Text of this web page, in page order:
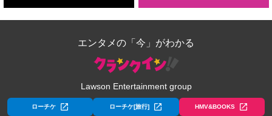
エンタメの「今」がわかる
Lawson Entertainment group
ローチケ ローチケ[旅行] HMV&BOOKS